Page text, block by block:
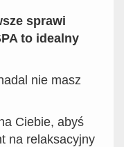
sprawi
to idealny
nie masz
Ciebie, abyś
na relaksacyjny